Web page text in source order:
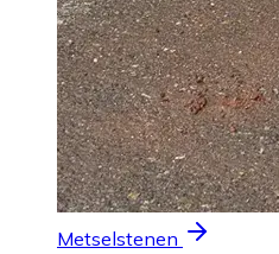
Metselstenen